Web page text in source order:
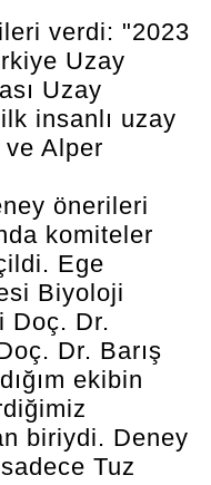
verdi: "2023
Uzay
Uzay
insanlı uzay
ve Alper
önerileri
komiteler
Ege
Biyoloji
Doç. Dr.
Dr. Barış
ekibin
biriydi. Deney
Tuz